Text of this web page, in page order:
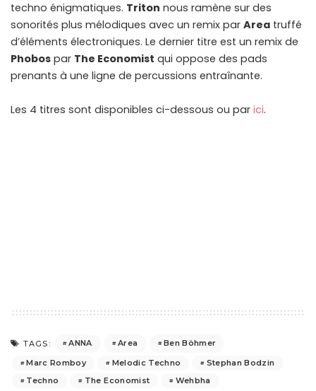
techno énigmatiques. Triton nous ramène sur des
sonorités plus mélodiques avec un remix par Area truffé
d’éléments électroniques. Le dernier titre est un remix de
Phobos par The Economist qui oppose des pads
prenants à une ligne de percussions entraînante.
Les 4 titres sont disponibles ci-dessous ou par ici.
TAGS: ANNA Area
Ben Böhmer
Marc Romboy
Melodic Techno
Stephan Bodzin
Techno
The Economist Wehbha